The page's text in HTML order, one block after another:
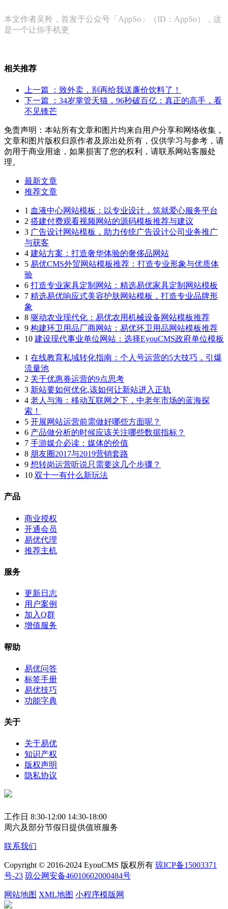
本文作者吴羚，首发于公众号「AppSo」（ID：AppSo），这
是一个让你手机更
相关推荐
上一篇
：致外卖，别再给我送廉价饮料了！
下一篇
：34岁掌管天猫，96秒破百亿：真正的高手，看
不见锋芒
免责声明：本站所有文章和图片均来自用户分享和网络收集，
文章和图片版权归原作者及原出处所有，仅供学习与参考，请
勿用于商业用途，如果损害了您的权利，请联系网站客服处
理。
最新文章
推荐文章
1 血液中心网站模板：以专业设计，筑就爱心服务平台
2 搭建付费观看视频网站的源码模板推荐与建议
3 广告设计网站模板，助力传统广告设计公司业务推广
与获客
4 建站方案：打造奢华体验的奢侈品网站
5 易优CMS外贸网站模板推荐：打造专业形象与优质体
验
6 打造专业家具定制网站：精选易优家具定制网站模板
7 精选易优响应式美容护肤网站模板，打造专业品牌形
象
8 驱动农业现代化：易优农用机械设备网站模板推荐
9 构建环卫用品厂商网站：易优环卫用品网站模板推荐
10 建设现代事业单位网站：选择EyouCMS政府单位模板
1 在线教育私域转化指南：个人号运营的5大技巧，引爆
流量池
2 关于优惠券运营的9点思考
3 新站要如何优化,该如何让新站进入正轨
4 老人与海：移动互联网之下，中老年市场的蓝海探
索！
5 开展网站运营前需做好哪些方面呢？
6 产品做分析的时候应该关注哪些数据指标？
7 手游媒介必读：媒体的价值
8 朋友圈2017与2019营销套路
9 想转岗运营听说只需要这几个步骤？
10 双十一有什么新玩法
产品
商业授权
开通会员
易优代理
推荐主机
服务
更新日志
用户案例
加入Q群
增值服务
帮助
易优问答
标签手册
易优技巧
功能字典
关于
关于易优
知识产权
版权声明
隐私协议
工作日 8:30-12:00 14:30-18:00
周六及部分节假日提供值班服务
联系我们
Copyright © 2016-2024 EyouCMS 版权所有 琼ICP备15003371
号-23 琼公网安备46010602000484号
网站地图 XML地图 小程序模版网